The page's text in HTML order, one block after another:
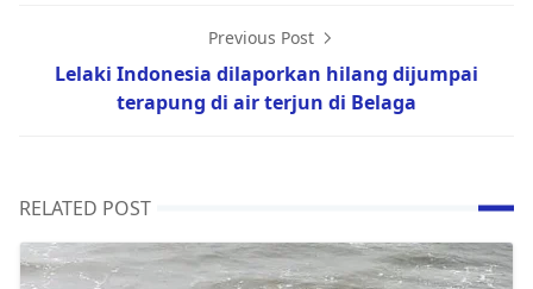
Previous Post
Lelaki Indonesia dilaporkan hilang dijumpai
terapung di air terjun di Belaga
RELATED POST